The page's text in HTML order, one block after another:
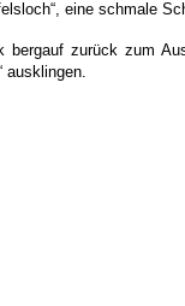
eine schmale
zurück zum